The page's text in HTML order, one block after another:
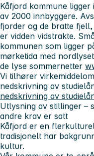
Kåfjord kommune
av 2000 innbyggere.
fjorder og de bratte
er vidden vidstrakte.
kommunen som ligger
mørketida med
de lyse sommernetter
Vi tilhører
nedskrivning av
nedskrivning av
Utlysning av stillinger –
andre krav er satt
Kåfjord er en
tradisjonelt har
kultur.